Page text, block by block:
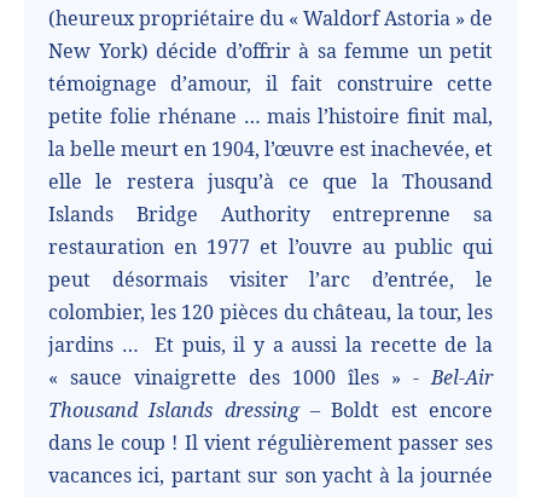
(heureux propriétaire du « Waldorf Astoria » de
New York) décide d’offrir à sa femme un petit
témoignage d’amour, il fait construire cette
petite folie rhénane … mais l’histoire finit mal,
la belle meurt en 1904, l’œuvre est inachevée, et
elle le restera jusqu’à ce que la Thousand
Islands Bridge Authority entreprenne sa
restauration en 1977 et l’ouvre au public qui
peut désormais visiter l’arc d’entrée, le
colombier, les 120 pièces du château, la tour, les
jardins …
Et puis, il y a aussi la recette de la
« sauce vinaigrette des 1000 îles » -Bel-Air
Thousand Islands dressing– Boldt est encore
dans le coup ! Il vient régulièrement passer ses
vacances ici, partant sur son yacht à la journée